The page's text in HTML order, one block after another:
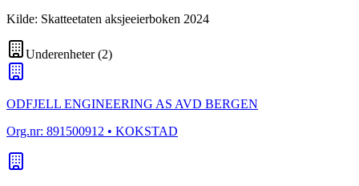
Kilde: Skatteetaten aksjeeierboken 2024
Underenheter(2)
ODFJELL ENGINEERING AS AVD BERGEN
Org.nr: 891500912 • KOKSTAD